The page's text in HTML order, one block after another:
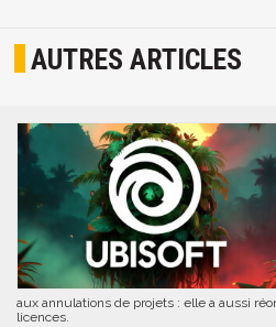
AUTRES ARTICLES
aux annulations de projets : elle a aussi
licences.